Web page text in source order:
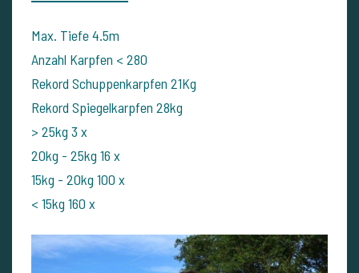
Max. Tiefe 4.5m
Anzahl Karpfen < 280
Rekord Schuppenkarpfen 21Kg
Rekord Spiegelkarpfen 28kg
> 25kg 3 x
20kg - 25kg 16 x
15kg - 20kg 100 x
< 15kg 160 x